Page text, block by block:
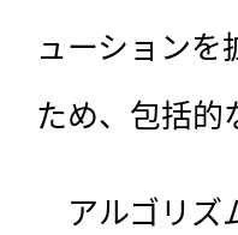
ューションを
ため、包括的
アルゴリズ